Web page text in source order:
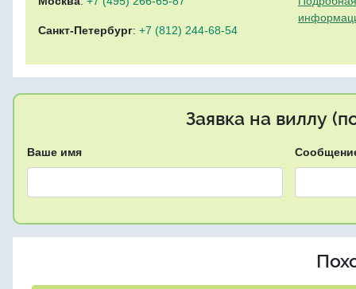
Санкт-Петербург: +7 (812) 244-68-54
Заявка на виллу
Ваше имя